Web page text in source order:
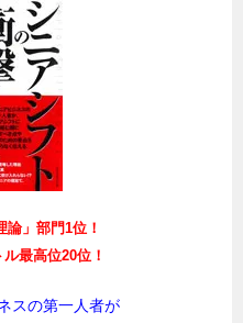
論」部門1位！
最高位20位！
スの第一人者が